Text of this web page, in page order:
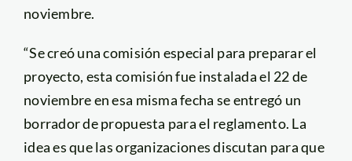
noviembre.
“Se creó una comisión especial para preparar el
proyecto, esta comisión fue instalada el 22 de
noviembre en esa misma fecha se entregó un
borrador de propuesta para el reglamento. La
idea es que las organizaciones discutan para que